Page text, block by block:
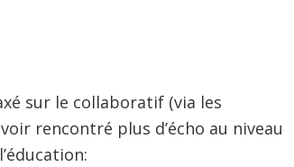
sur le collaboratif (via les
rencontré plus d’écho au niveau